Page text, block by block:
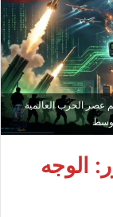
عصر الحرب العالمية
الوجه